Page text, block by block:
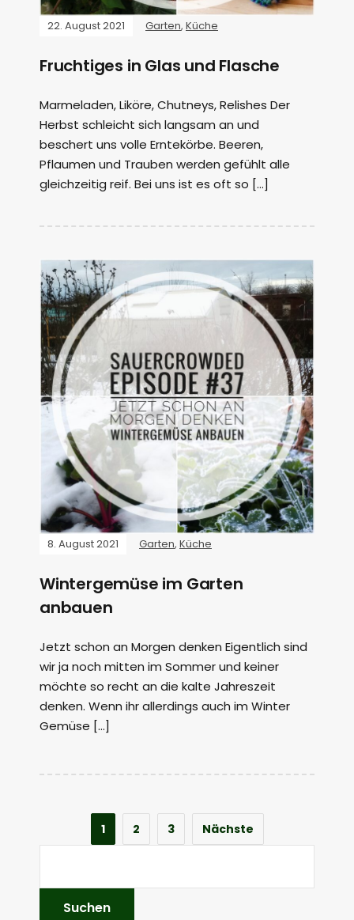
22. August 2021 Garten, Küche
Fruchtiges in Glas und Flasche
Marmeladen, Liköre, Chutneys, Relishes Der
Herbst schleicht sich langsam an und
beschert uns volle Erntekörbe. Beeren,
Pflaumen und Trauben werden gefühlt alle
gleichzeitig reif. Bei uns ist es oft so […]
8. August 2021 Garten, Küche
Wintergemüse im Garten
anbauen
Jetzt schon an Morgen denken Eigentlich sind
wir ja noch mitten im Sommer und keiner
möchte so recht an die kalte Jahreszeit
denken. Wenn ihr allerdings auch im Winter
Gemüse […]
1 2 3 Nächste